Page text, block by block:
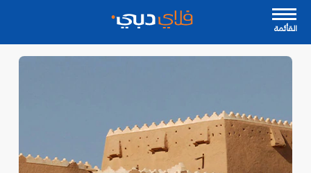
القأئمة